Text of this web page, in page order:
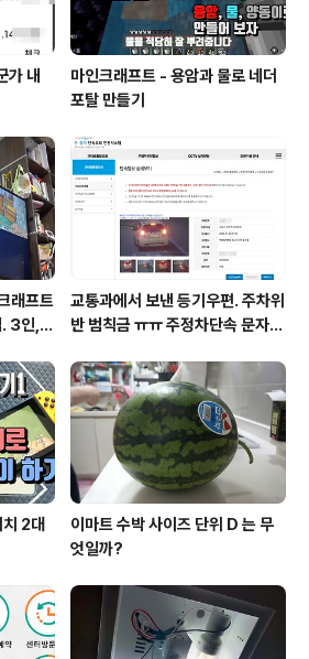
가 내
마인크래프트 - 용암과 물로 네더
포탈 만들기
래프트
. 3인, 4
교통과에서 보낸 등기우편. 주차위
반 범칙금 ㅠㅠ 주정차단속 문자알
2대
이마트 수박 사이즈 단위 D 는 무
엇일까?